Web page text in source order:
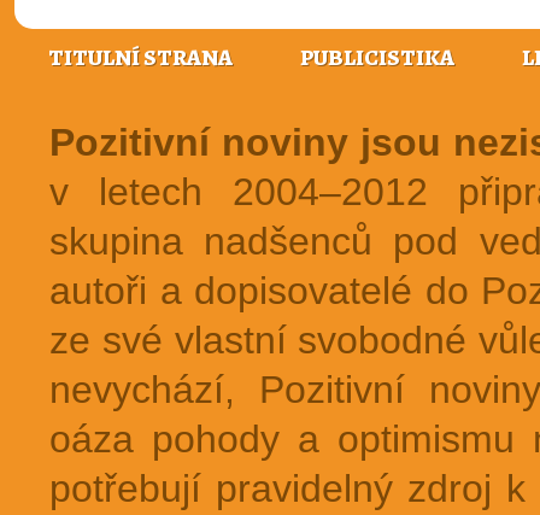
TITULNÍ STRANA PUBLICISTIKA
Pozitivní noviny jsou
v letech 2004–2012
skupina nadšenců pod
autoři a dopisovatelé do
ze své vlastní svobodné
nevychází, Pozitivní
oáza pohody a
potřebují pravidelný zdroj